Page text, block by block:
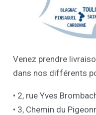
Venez prendre
dans nos différents
• 2, rue Yves
• 3, Chemin du